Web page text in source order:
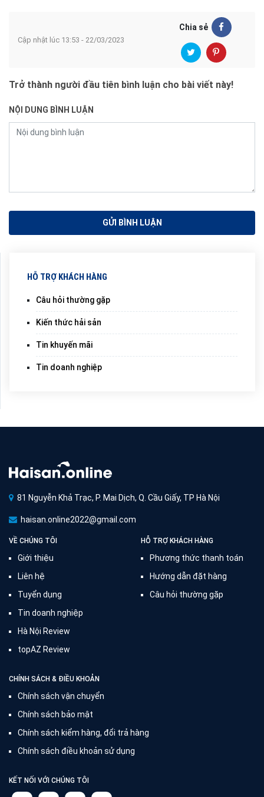
Cập nhật lúc 13:53 - 22/03/2023
Chia sẻ
Trở thành người đầu tiên bình luận cho bài viết này!
NỘI DUNG BÌNH LUẬN
HỖ TRỢ KHÁCH HÀNG
Câu hỏi thường gặp
Kiến thức hải sản
Tin khuyến mãi
Tin doanh nghiệp
81 Nguyễn Khả Trạc, P. Mai Dịch, Q. Cầu Giấy, TP Hà Nội
haisan.online2022@gmail.com
VỀ CHÚNG TÔI
Giới thiệu
Liên hệ
Tuyển dụng
Tin doanh nghiệp
Hà Nội Review
topAZ Review
HỖ TRỢ KHÁCH HÀNG
Phương thức thanh toán
Hướng dẫn đặt hàng
Câu hỏi thường gặp
CHÍNH SÁCH & ĐIỀU KHOẢN
Chính sách vận chuyển
Chính sách bảo mật
Chính sách kiểm hàng, đổi trả hàng
Chính sách điều khoản sử dụng
KẾT NỐI VỚI CHÚNG TÔI